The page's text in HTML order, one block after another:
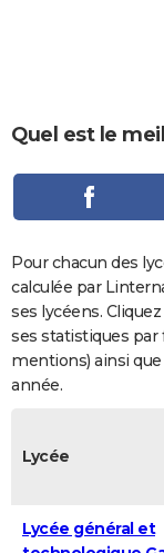
CARTE DE VOEUX
Carte de Noël
Carte Bonne année
Carte Saint-Valentin
Carte Pâques
Carte d'anniversaire
DICTIONNAIRE
COPAINS D'AVANT
S'inscrire
Se connecter
Lycées
Collèges
Primaires
Universités
Entreprises
Service militaire
Avis de recherche
AVIS DE DÉCÈS
FORUM
Quel est le
Pour chacun des
calculée par
ses lycéens.
ses statistiques par
mentions) ainsi
année.
Lycée
Lycée général et